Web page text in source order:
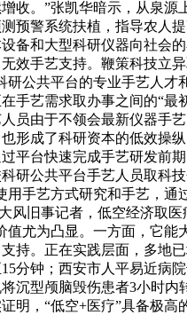
收。”张凯华暗示，从泉
预警系统扶植，指导农人
备和大型科研仪器向社
效手艺支持。鞭策科技立
公共平台的专业手艺人
手艺需求取办事之间的“
员由于不领会最新仪器手
形成了科研资本的低效操
平台快速完成手艺研发前
研公共平台手艺人员取科
手艺方式研究和手艺，
风旧事记者，低空经济取
尤为凸显。一方面，它
持。正在实践层面，多地
分钟；西安市人平易近
沉型颅脑毁伤患者3小时
明，“低空+医疗”具备极